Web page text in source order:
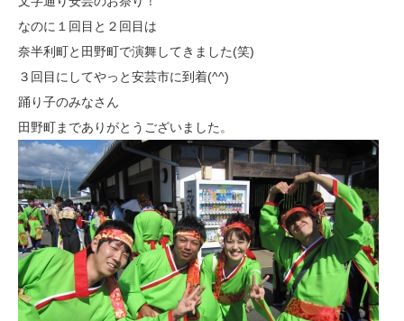
なのに１回目と２回目は
奈半利町と田野町で演舞してきました(笑)
３回目にしてやっと安芸市に到着(^^)
踊り子のみなさん
田野町までありがとうございました。